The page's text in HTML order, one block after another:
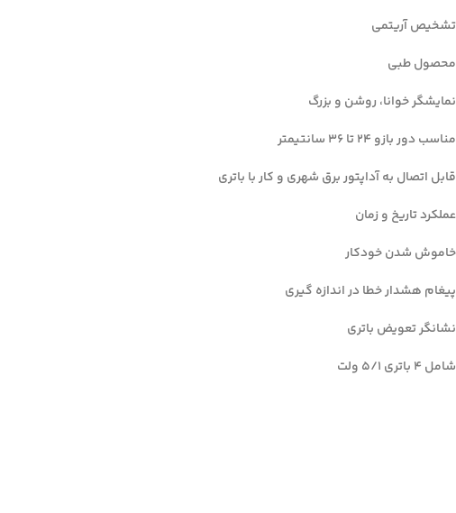
تشخیص آریتمی
محصول طبی
نمایشگر خوانا، روشن و بزرگ
مناسب دور بازو 24 تا 36 سانتیمتر
قابل اتصال به آداپتور برق شهری و کار با باتری
عملکرد تاریخ و زمان
خاموش شدن خودکار
پیغام هشدار خطا در اندازه گیری
نشانگر تعویض باتری
شامل 4 باتری 5/1 ولت